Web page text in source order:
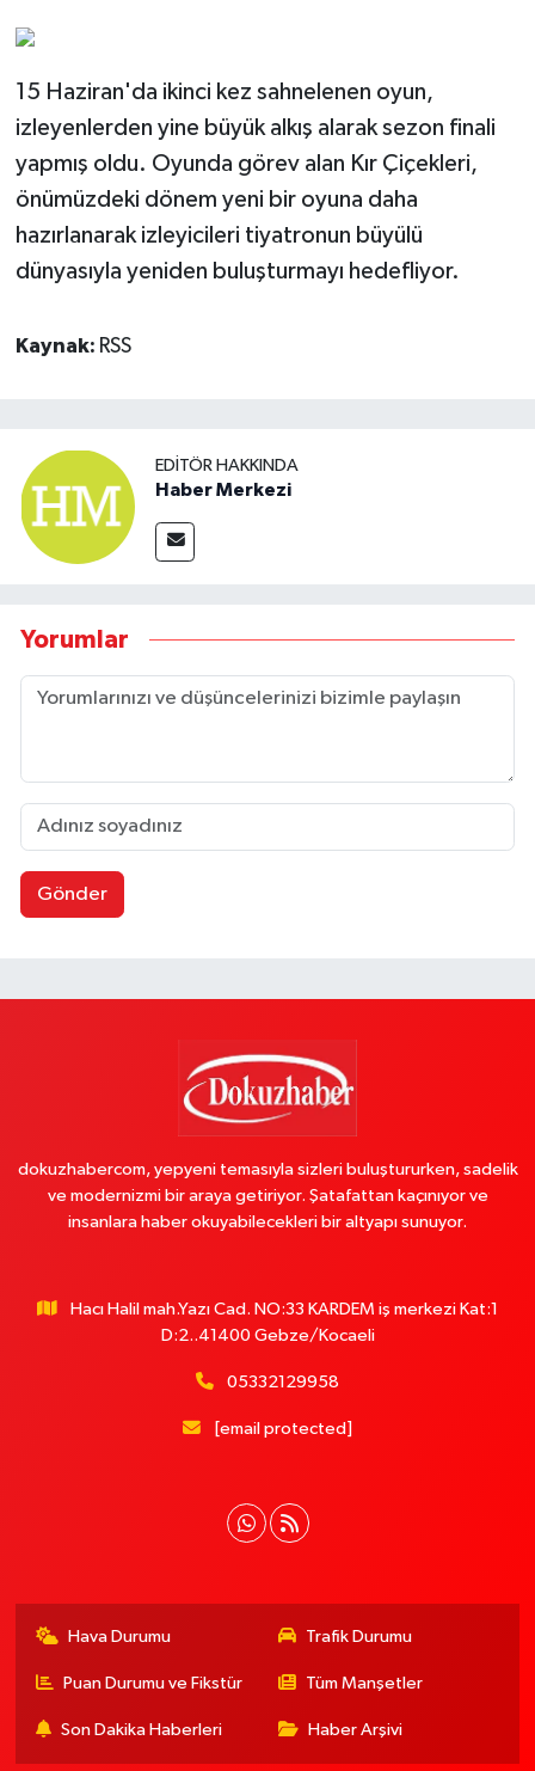
15 Haziran'da ikinci kez sahnelenen oyun,
izleyenlerden yine büyük alkış alarak sezon finali
yapmış oldu. Oyunda görev alan Kır Çiçekleri,
önümüzdeki dönem yeni bir oyuna daha
hazırlanarak izleyicileri tiyatronun büyülü
dünyasıyla yeniden buluşturmayı hedefliyor.
Kaynak: RSS
EDITÖR HAKKINDA
Haber Merkezi
Yorumlar
Gönder
dokuzhabercom, yepyeni temasıyla sizleri buluştururken, sadelik
ve modernizmi bir araya getiriyor. Şatafattan kaçınıyor ve
insanlara haber okuyabilecekleri bir altyapı sunuyor.
Hacı Halil mah.Yazı Cad. NO:33 KARDEM iş merkezi Kat:1
D:2..41400 Gebze/Kocaeli
05332129958
[email protected]
Hava Durumu Trafik Durumu
Puan Durumu ve Fikstür Tüm Manşetler
Son Dakika Haberleri Haber Arşivi